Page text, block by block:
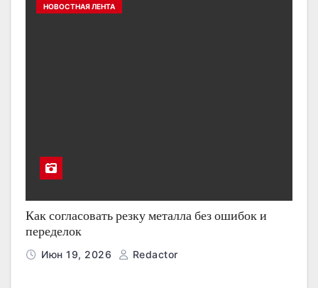
НОВОСТНАЯ ЛЕНТА
Как согласовать резку металла без ошибок и
переделок
Июн 19, 2026 Redactor